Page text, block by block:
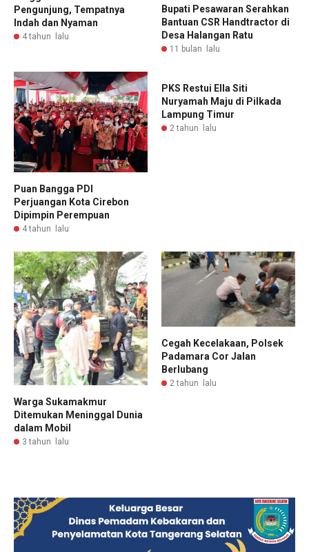
Pengunjung, Tempatnya
Indah dan Nyaman
4 tahun lalu
Bupati Pesawaran Serahkan
Bantuan CSR Handtractor di
Desa Halangan Ratu
11 bulan lalu
Puan Bangga PDI
Perjuangan Kota Cirebon
Dipimpin Perempuan
4 tahun lalu
PKS Restui Ella Siti
Nuryamah Maju di Pilkada
Lampung Timur
2 tahun lalu
Warga Sukamakmur
Ditemukan Meninggal Dunia
dalam Mobil
3 tahun lalu
Cegah Kecelakaan, Polsek
Padamara Cor Jalan
Berlubang
2 tahun lalu